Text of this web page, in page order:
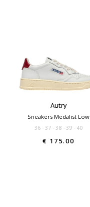
Autry
Sneakers Medalist Low
36 37 38 39 40
€ 175.00